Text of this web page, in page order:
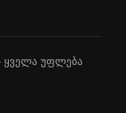
- ყველა უფლება